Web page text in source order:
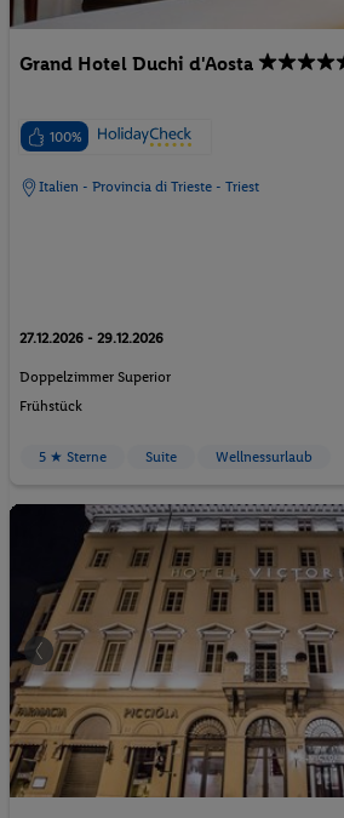
Grand Hotel Duchi d'Aosta
100%
Italien - Provincia di Trieste - Triest
27.12.2026 - 29.12.2026
Doppelzimmer Superior
Frühstück
5 ★ Sterne Suite Wellnessurlaub